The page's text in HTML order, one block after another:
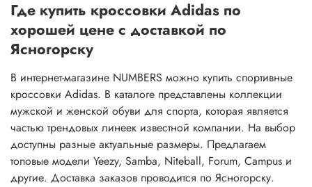
Где купить кроссовки Adidas по
хорошей цене с доставкой по
Ясногорску
В интернет-магазине NUMBERS можно купить спортивные
кроссовки Adidas. В каталоге представлены коллекции
мужской и женской обуви для спорта, которая является
частью трендовых линеек известной компании. На выбор
доступны разные актуальные размеры. Предлагаем
топовые модели Yeezy, Samba, Niteball, Forum, Campus и
другие. Доставка заказов проводится по Ясногорску.